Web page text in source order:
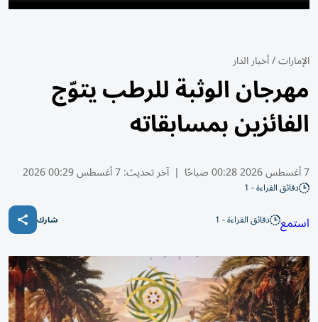
الإمارات/أخبار الدار
مهرجان الوثبة للرطب يتوّج
الفائزين بمسابقاته
7 أغسطس 2026 00:28 صباحًا | آخر تحديث:7 أغسطس 00:29 2026
دقائق القراءة - 1
استمع دقائق القراءة - 1 شارك